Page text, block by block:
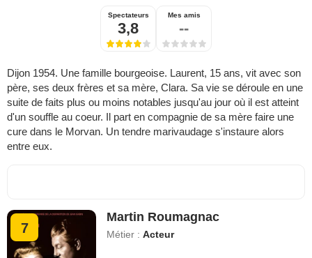
Spectateurs
3,8
Mes amis
--
Dijon 1954. Une famille bourgeoise. Laurent, 15 ans, vit avec son
père, ses deux frères et sa mère, Clara. Sa vie se déroule en une
suite de faits plus ou moins notables jusqu'au jour où il est atteint
d'un souffle au coeur. Il part en compagnie de sa mère faire une
cure dans le Morvan. Un tendre marivaudage s'instaure alors
entre eux.
7
Martin Roumagnac
Métier :Acteur